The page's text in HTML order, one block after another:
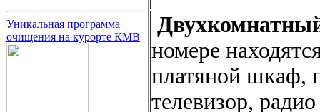
Уникальная программа
очищения на курорте КМВ
номере
платяной шкаф,
телевизор,